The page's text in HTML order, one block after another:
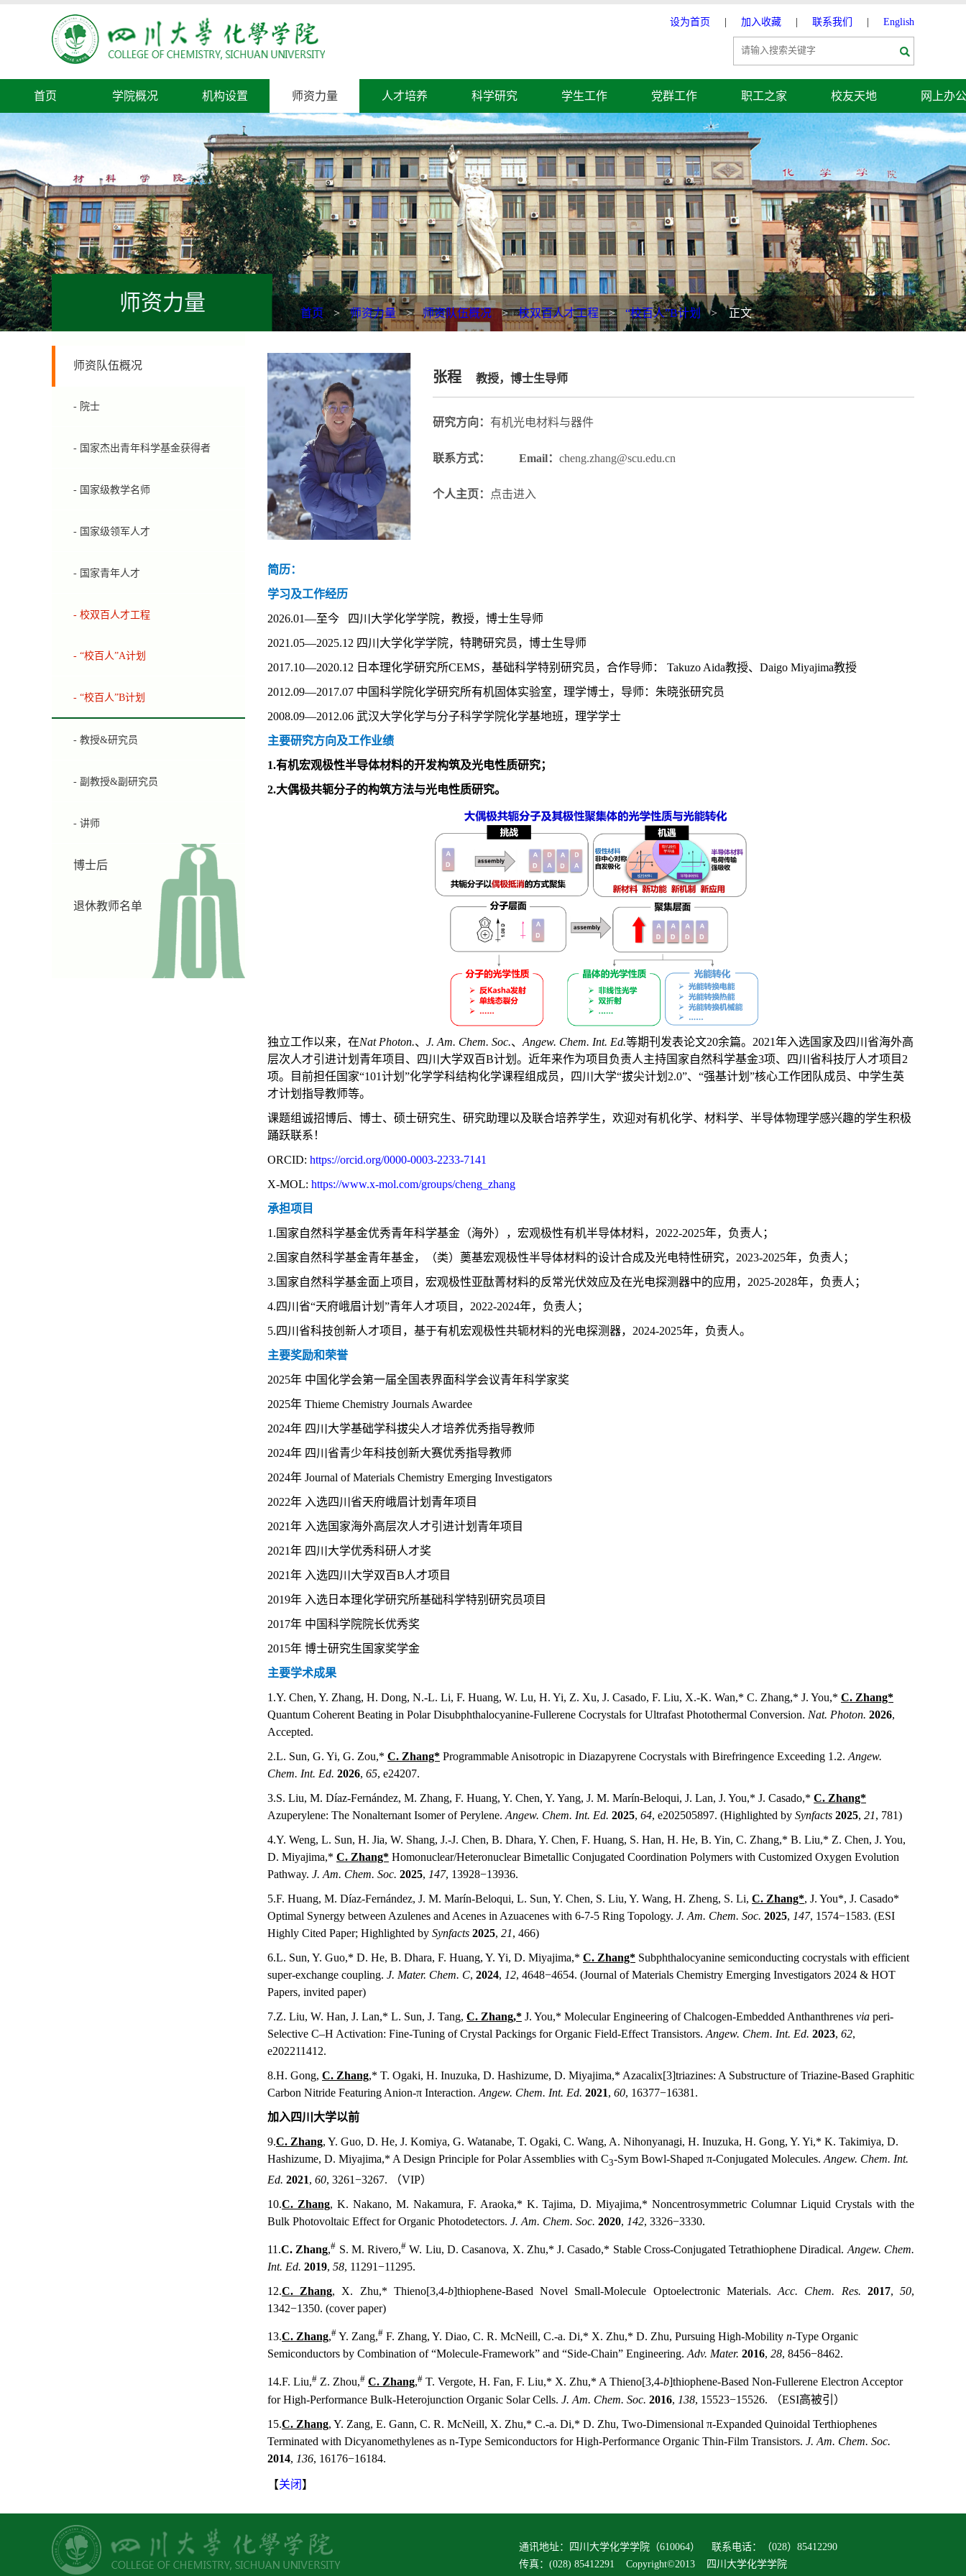
English
联系我们
加入收藏
设为首页
首页 学院概况 机构设置 师资力量 人才培养 科学研究 学生工作 党群工作 职工之家 校友天地 网上办公
师资力量 首页 > 师资力量 > 师资队伍概况 > 校双百人才工程 > “校百人”B计划 > 正文
师资队伍概况
- 院士
- 国家杰出青年科学基金获得者
- 国家级教学名师
- 国家级领军人才
- 国家青年人才
- 校双百人才工程
- “校百人”A计划
- “校百人”B计划
- 教授&研究员
- 副教授&副研究员
- 讲师
博士后
退休教师名单
张程 教授，博士生导师
研究方向： 有机光电材料与器件
联系方式： Email： cheng.zhang@scu.edu.cn
个人主页： 点击进入
简历：
学习及工作经历
2026.01—至今 四川大学化学学院， 教授，博士生导师
2021.05—2025.12 四川大学化学学院，特聘研究员，博士生导师
2017.10—2020.12 日本理化学研究所CEMS，基础科学特别研究员，合作导师： Takuzo Aida教授、 Daigo Miyajima教授
2012.09—2017.07 中国科学院化学研究所有机固体实验室， 理学博士，导师：朱晓张研究员
2008.09—2012.06 武汉大学化学与分子科学学院化学基地班， 理学学士
主要研究方向及工作业绩
1.有机宏观极性半导体材料的开发构筑及光电性质研究；
2.大偶极共轭分子的构筑方法与光电性质研究。
独立工作以来， 在Nat Photon.、 J. Am. Chem. Soc.、 Angew. Chem. Int. Ed.等期刊 发表论文20余篇。 2021年入选国家及四川省海外高
层次人才引进计划青年项目、四川大学双百B计划。 近年来作为项目负责人主持国家自然科学基金3项、四川省科技厅人才项目2
项。目前担任国家“101计划”化学学科结构化学课程组成员，
四川大学“拔尖计划2.0”、“强基计划”核心工作团队成员、中学生英
才计划指导教师等。
课题组诚招博后、博士、硕士研究生、研究助理以及联合培养学生，欢迎对有机化学、材料学、半导体物理学感兴趣的学生积极
踊跃联系！
ORCID: https://orcid.org/0000-0003-2233-7141
X-MOL: https://www.x-mol.com/groups/cheng_zhang
承担项目
1. 国家自然科学基金优秀青年科学基金（海外），宏观极性有机半导体材料，2022-2025年，负责人 ；
2. 国家自然科学基金青年基金， （类）薁基宏观极性半导体材料的设计合成及光电特性研究，2023-2025年，负责人 ；
3. 国家自然科学基金面上项目 ，宏观极性亚酞菁材料的反常光伏效应及在光电探测器中的应用，2025-2028年，负责人 ；
4.四川省“天府峨眉计划”青年人才项目，2022-2024年，负责人 ；
5.四川省科技创新人才项目， 基于有机宏观极性共轭材料的光电探测器， 2024-2025年，负责人。
主要奖励和荣誉
2025年 中国化学会第一届全国表界面科学会议青年科学家奖
2025年 Thieme Chemistry Journals Awardee
2024年 四川大学基础学科拔尖人才培养优秀指导教师
2024年 四川省青少年科技创新大赛优秀指导教师
2024年 Journal of Materials Chemistry Emerging Investigators
2022年 入选四川省天府峨眉计划青年项目
2021年 入选国家海外高层次人才引进计划青年项目
2021年 四川大学优秀科研人才奖
2021年 入选四川大学双百B人才项目
2019年 入选日本理化学研究所基础科学特别研究员项目
2017年 中国科学院院长优秀奖
2015年 博士研究生国家奖学金
主要学术成果
1.Y. Chen, Y. Zhang, H. Dong, N.-L. Li, F. Huang, W. Lu, H. Yi, Z. Xu, J. Casado, F. Liu, X.-K. Wan,* C. Zhang,* J. You,* C. Zhang*
Quantum Coherent Beating in Polar Disubphthalocyanine-Fullerene Cocrystals for Ultrafast Photothermal Conversion. Nat. Photon. 2026,
Accepted.
2.L. Sun, G. Yi, G. Zou,* C. Zhang* Programmable Anisotropic in Diazapyrene Cocrystals with Birefringence Exceeding 1.2. Angew.
Chem. Int. Ed. 2026, 65, e24207.
3.S. Liu, M. Díaz-Fernández, M. Zhang, F. Huang, Y. Chen, Y. Yang, J. M. Marín-Beloqui, J. Lan, J. You,* J. Casado,* C. Zhang*
Azuperylene: The Nonalternant Isomer of Perylene. Angew. Chem. Int. Ed. 2025, 64, e202505897. (Highlighted by Synfacts 2025, 21, 781)
4.Y. Weng, L. Sun, H. Jia, W. Shang, J.-J. Chen, B. Dhara, Y. Chen, F. Huang, S. Han, H. He, B. Yin, C. Zhang,* B. Liu,* Z. Chen, J. You,
D. Miyajima,* C. Zhang* Homonuclear/Heteronuclear Bimetallic Conjugated Coordination Polymers with Customized Oxygen Evolution
Pathway. J. Am. Chem. Soc. 2025, 147, 13928−13936.
5.F. Huang, M. Díaz-Fernández, J. M. Marín-Beloqui, L. Sun, Y. Chen, S. Liu, Y. Wang, H. Zheng, S. Li, C. Zhang*, J. You*, J. Casado*
Optimal Synergy between Azulenes and Acenes in Azuacenes with 6-7-5 Ring Topology. J. Am. Chem. Soc. 2025, 147, 1574−1583. (ESI
Highly Cited Paper; Highlighted by Synfacts 2025, 21, 466)
6.L. Sun, Y. Guo,* D. He, B. Dhara, F. Huang, Y. Yi, D. Miyajima,* C. Zhang* Subphthalocyanine semiconducting cocrystals with efficient
super-exchange coupling. J. Mater. Chem. C, 2024, 12, 4648−4654. (Journal of Materials Chemistry Emerging Investigators 2024 & HOT
Papers, invited paper)
7.Z. Liu, W. Han, J. Lan,* L. Sun, J. Tang, C. Zhang,* J. You,* Molecular Engineering of Chalcogen-Embedded Anthanthrenes via peri-
Selective C–H Activation: Fine-Tuning of Crystal Packings for Organic Field-Effect Transistors. Angew. Chem. Int. Ed. 2023, 62,
e202211412.
8.H. Gong, C. Zhang,* T. Ogaki, H. Inuzuka, D. Hashizume, D. Miyajima,* Azacalix[3]triazines: A Substructure of Triazine-Based Graphitic
Carbon Nitride Featuring Anion-π Interaction. Angew. Chem. Int. Ed. 2021, 60, 16377−16381.
加入四川大学以前
9.C. Zhang, Y. Guo, D. He, J. Komiya, G. Watanabe, T. Ogaki, C. Wang, A. Nihonyanagi, H. Inuzuka, H. Gong, Y. Yi,* K. Takimiya, D.
Hashizume, D. Miyajima,* A Design Principle for Polar Assemblies with C3-Sym Bowl-Shaped π-Conjugated Molecules. Angew. Chem. Int.
Ed. 2021, 60, 3261−3267. （VIP）
10.C. Zhang, K. Nakano, M. Nakamura, F. Araoka,* K. Tajima, D. Miyajima,* Noncentrosymmetric Columnar Liquid Crystals with the
Bulk Photovoltaic Effect for Organic Photodetectors. J. Am. Chem. Soc. 2020, 142, 3326−3330.
11.C. Zhang,# S. M. Rivero,# W. Liu, D. Casanova, X. Zhu,* J. Casado,* Stable Cross‐Conjugated Tetrathiophene Diradical. Angew. Chem.
Int. Ed. 2019, 58, 11291−11295.
12.C. Zhang, X. Zhu,* Thieno[3,4-b]thiophene-Based Novel Small-Molecule Optoelectronic Materials.Acc. Chem. Res. 2017,50,
1342−1350. (cover paper)
13.C. Zhang,# Y. Zang,# F. Zhang, Y. Diao, C. R. McNeill, C.-a. Di,* X. Zhu,* D. Zhu, Pursuing High-Mobility n-Type Organic
Semiconductors by Combination of “Molecule-Framework” and “Side-Chain” Engineering. Adv. Mater. 2016, 28, 8456−8462.
14.F. Liu,# Z. Zhou,# C. Zhang,# T. Vergote, H. Fan, F. Liu,* X. Zhu,* A Thieno[3,4-b]thiophene-Based Non-Fullerene Electron Acceptor
for High-Performance Bulk-Heterojunction Organic Solar Cells. J. Am. Chem. Soc. 2016, 138, 15523−15526.
（ESI高被引）
15.C. Zhang, Y. Zang, E. Gann, C. R. McNeill, X. Zhu,* C.-a. Di,* D. Zhu, Two-Dimensional π-Expanded Quinoidal Terthiophenes
Terminated with Dicyanomethylenes as n-Type Semiconductors for High-Performance Organic Thin-Film Transistors. J. Am. Chem. Soc.
2014, 136, 16176−16184.
【关闭 】
通讯地址：四川大学化学学院（610064） 联系电话：（028）85412290
传真：(028) 85412291 Copyright©2013 四川大学化学学院